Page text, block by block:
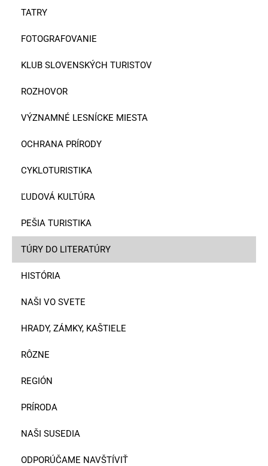
TATRY
FOTOGRAFOVANIE
KLUB SLOVENSKÝCH TURISTOV
ROZHOVOR
VÝZNAMNÉ LESNÍCKE MIESTA
OCHRANA PRÍRODY
CYKLOTURISTIKA
ĽUDOVÁ KULTÚRA
PEŠIA TURISTIKA
TÚRY DO LITERATÚRY
HISTÓRIA
NAŠI VO SVETE
HRADY, ZÁMKY, KAŠTIELE
RÔZNE
REGIÓN
PRÍRODA
NAŠI SUSEDIA
ODPORÚČAME NAVŠTÍVIŤ